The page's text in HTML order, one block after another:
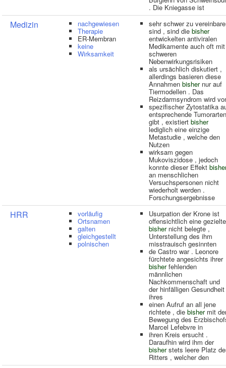
. Die Kniegasse ist
Medizin nachgewiesen
Therapie
ER-Membran
keine
Wirksamkeit
sehr schwer zu
sind , sind die bisher
entwickelten antiviralen
Medikamente auch oft mit
schweren
Nebenwirkungsrisiken
als ursächlich diskutiert ,
allerdings basieren diese
Annahmen bishernur auf
Tiermodellen . Das
Reizdarmsyndrom wird
spezifischer Zytostatika
entsprechende Tumorarten
gibt , existiert bisher
lediglich eine einzige
Metastudie , welche den
Nutzen
wirksam gegen
Mukoviszidose , jedoch
konnte dieser Effekt
an menschlichen
Versuchspersonen nicht
wiederholt werden .
Forschungsergebnisse
HRR vorläufig
Ortsnamen
galten
gleichgestellt
polnischen
Usurpation der Krone ist
offensichtlich eine
bishernicht belegte ,
Unterstellung des ihm
misstrauisch gesinnten
de Castro war . Leonore
fürchtete angesichts ihrer
bisherfehlenden
männlichen
Nachkommenschaft und
der hinfälligen Gesundheit
ihres
einen Aufruf an all jene
richtete , die bishermit
Bewegung des
Marcel Lefebvre in
ihren Kreis ersucht .
Daraufhin wird ihm der
bisherstets leere Platz
Ritters , welcher den